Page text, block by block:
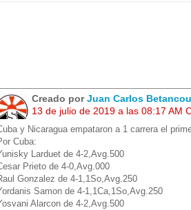
Creado porJuan Carlos
13 de julio de 2019 a las 08:17 AM
y Nicaragua empataron a 1 carrera el
Cuba:
Larduet de 4-2,Avg.500
Prieto de 4-0,Avg.000
Gonzalez de 4-1,1So,Avg.250
Samon de 4-1,1Ca,1So,Avg.250
Alarcon de 4-2,Avg.500